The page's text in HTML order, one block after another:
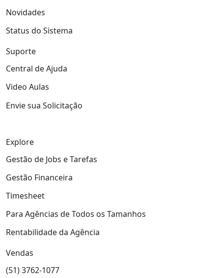
Novidades
Status do Sistema
Suporte
Central de Ajuda
Video Aulas
Envie sua Solicitação
Explore
Gestão de Jobs e Tarefas
Gestão Financeira
Timesheet
Para Agências de Todos os Tamanhos
Rentabilidade da Agência
Vendas
(51) 3762-1077